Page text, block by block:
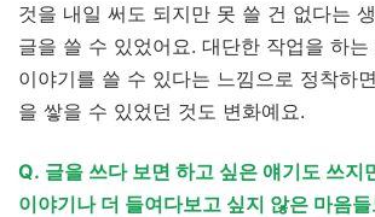
것을 내일 써도 되지만 못 쓸 건 없다는
글을 쓸 수 있었어요. 대단한 작업을 하
이야기를 쓸 수 있다는 느낌으로 정착하
을 쌓을 수 있었던 것도 변화예요.
Q. 글을 쓰다 보면 하고 싶은 얘기도 쓰지
이야기나 더 들여다보고 싶지 않은 마음